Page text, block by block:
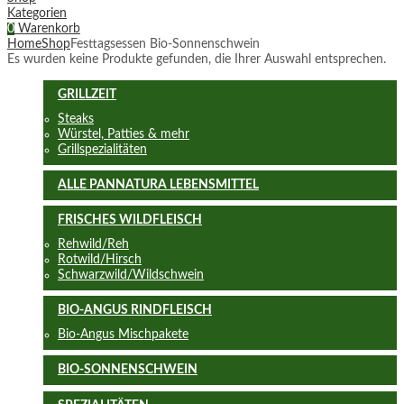
Kategorien
0 Warenkorb
HomeShopFesttagsessen Bio-Sonnenschwein
Es wurden keine Produkte gefunden, die Ihrer Auswahl entsprechen.
GRILLZEIT
Steaks
Würstel, Patties & mehr
Grillspezialitäten
ALLE PANNATURA LEBENSMITTEL
FRISCHES WILDFLEISCH
Rehwild/Reh
Rotwild/Hirsch
Schwarzwild/Wildschwein
BIO-ANGUS RINDFLEISCH
Bio-Angus Mischpakete
BIO-SONNENSCHWEIN